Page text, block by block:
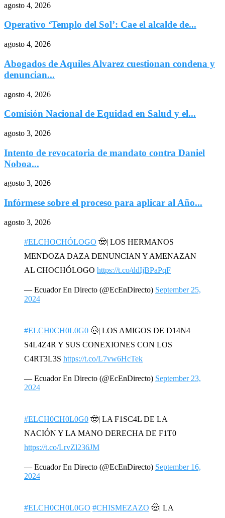
agosto 4, 2026
Operativo ‘Templo del Sol’: Cae el alcalde de...
agosto 4, 2026
Abogados de Aquiles Alvarez cuestionan condena y
denuncian...
agosto 4, 2026
Comisión Nacional de Equidad en Salud y el...
agosto 3, 2026
Intento de revocatoria de mandato contra Daniel
Noboa...
agosto 3, 2026
Infórmese sobre el proceso para aplicar al Año...
agosto 3, 2026
#ELCHOCHÓLOGO 🤠| LOS HERMANOS
MENDOZA DAZA DENUNCIAN Y AMENAZAN
AL CHOCHÓLOGO https://t.co/ddIjBPaPqF
— Ecuador En Directo (@EcEnDirecto) September 25,
2024
#ELCH0CH0L0G0 🤠| LOS AMIGOS DE D14N4
S4L4Z4R Y SUS CONEXIONES CON LOS
C4RT3L3S https://t.co/L7vw6HcTek
— Ecuador En Directo (@EcEnDirecto) September 23,
2024
#ELCH0CH0L0G0 🤠| LA F1SC4L DE LA
NACIÓN Y LA MANO DERECHA DE F1T0
https://t.co/LrvZl236JM
— Ecuador En Directo (@EcEnDirecto) September 16,
2024
#ELCH0CH0L0GO #CHISMEZAZO 🤠| LA